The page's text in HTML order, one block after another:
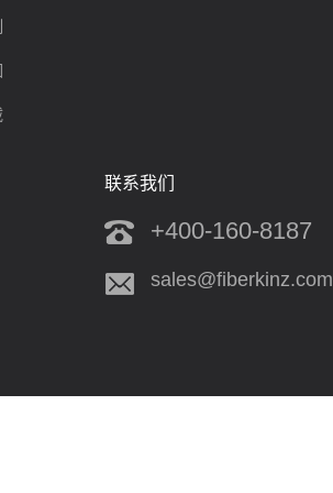
联系我们
+400-160-8187
sales@fiberkinz.com